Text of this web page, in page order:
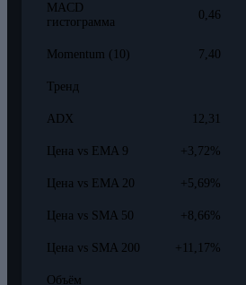
MACD
гистограмма
0,46
Momentum (10) 7,40
Тренд
ADX 12,31
Цена vs EMA 9 +3,72%
Цена vs EMA 20 +5,69%
Цена vs SMA 50 +8,66%
Цена vs SMA 200 +11,17%
Объём